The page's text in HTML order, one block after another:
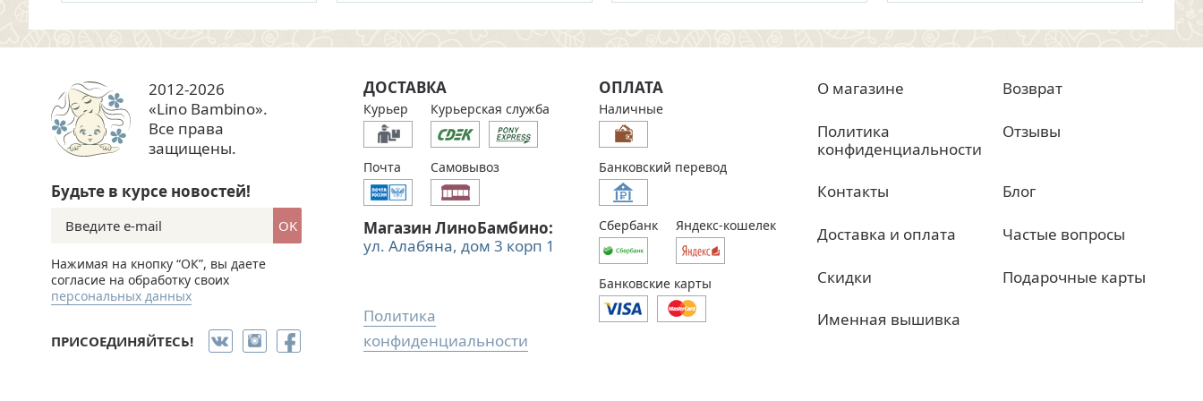
2012-2026
«Lino Bambino».
Все права
защищены.
Будьте в курсе новостей!
OK
Нажимая на кнопку “ОК”, вы даете
согласие на обработку своих
персональных данных
ПРИСОЕДИНЯЙТЕСЬ!
ДОСТАВКА
Курьер Курьерская служба
Почта Самовывоз
Магазин ЛиноБамбино:
ул. Алабяна, дом 3 корп 1
Политика
конфиденциальности
ОПЛАТА
Наличные
Банковский перевод
Сбербанк Яндекс-кошелек
Банковские карты
О магазине Возврат
Политика
конфиденциальности
Отзывы
Контакты Блог
Доставка и оплата Частые вопросы
Скидки Подарочные карты
Именная вышивка